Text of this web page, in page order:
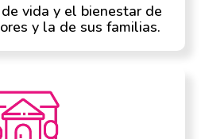
vida y el bienestar de
y la de sus familias.